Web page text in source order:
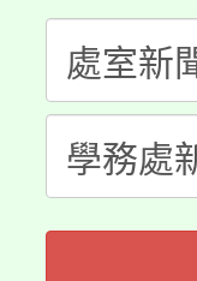
半價
者。
份教
大溪
份教
淨零
會
115
程